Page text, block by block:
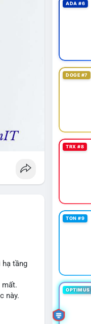
hạ tầng
mất.
này.
ADA #6
DOGE #7
TRX #8
TON #9
OPTIMUS